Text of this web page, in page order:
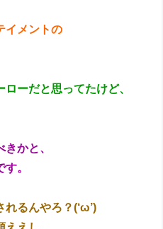
イメントの
ーだと思ってたけど、
かと、
。
るんやろ？(‘ω’)